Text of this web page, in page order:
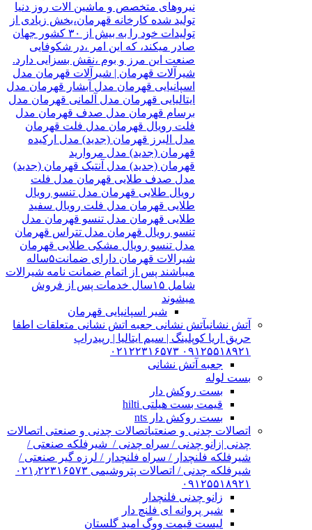
نیروهای متخصص و ماشین الات روز دنیا
تولید شده کارخانه قهرمان،بخش زیادی از
تولیدات خود را به بیش از ۳۰ کشور جهان
صادر میکند، که این امر ،در شکوفایی
صنعت این مرز و بوم ،نقش بسزایی دارد.
شیرآلات قهرمان | شیرآلات قهرمان مدل
اسپانیایی قهرمان مدل آبشار قهرمان مدل
ایتالیایی قهرمان مدل آلمانی قهرمان مدل
برسام قهرمان مدل صدف قهرمان مدل
فلت رویال قهرمان مدل فلت قهرمان
مدل البرز قهرمان (جدید) مدل ارکیده
قهرمان (جدید) مدل مروارید
قهرمان (جدید) مدل آنتیک قهرمان (جدید)
مدل صدف طلایی قهرمان مدل فلت
رویال طلایی قهرمان مدل تنسو رویال
طلایی قهرمان مدل فلت رویال سفید
طلایی قهرمان مدل تنسو قهرمان مدل
تنسو رویال قهرمان مدل تتراس قهرمان
مدل تنسو رویال مشکی طلایی قهرمان
شیرالات قهرمان دارای ضمانت۵ساله
میباشند پس از اتمام ضمانت نامه شیرالات
شامل ۱۵سال خدمات پس از فروش
میشوند
شیر اسپانیایی قهرمان
آتش نشانیآتش نشانی جعبه اتش نشانی متعلقات اطفا
حریق اریا کوپلینگ | سیم ایتالیا | رپیدراپ
۰۹۱۲۵۵۱۸۹۲۱ ۰۲۱۲۲۳۱۶۵۷۳
جعبه آتش نشانی
بست لوله
بست روکش دار
قیمت بست هیلتی hilti
بست روکش دار nts
اتصالات چدنی و صنعتیاتصالات چدنی و صنعتی اتصالات
چدنی |زانو چدنی / سراه چدنی / شیرفلکه صنعتی /
شیرفلکه فلنچدار / سراه فلنچدار / لرزه گیر صنعتی /
شیرفلکه چدنی / اتصالات پتروشیمی ۰۲۱٫۲۲۳۱۶۵۷۳
۰۹۱۲۵۵۱۸۹۲۱
زانو چدنی فلنچدار
شیر پروانه ای فلنچ دار
لیست قیمت ووگ امید گلستان